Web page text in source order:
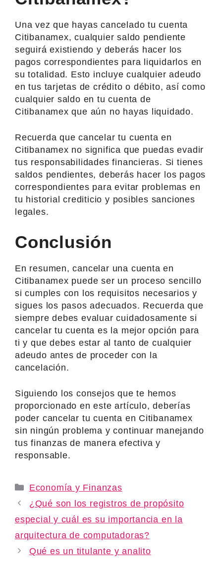
Una vez que hayas cancelado tu cuenta
Citibanamex, cualquier saldo pendiente
seguirá existiendo y deberás hacer los
pagos correspondientes para liquidarlos en
su totalidad. Esto incluye cualquier adeudo
en tus tarjetas de crédito o débito, así como
cualquier saldo en tu cuenta de
Citibanamex que aún no hayas liquidado.
Recuerda que cancelar tu cuenta en
Citibanamex no significa que puedas evadir
tus responsabilidades financieras. Si tienes
saldos pendientes, deberás hacer los pagos
correspondientes para evitar problemas en
tu historial crediticio y posibles sanciones
legales.
Conclusión
En resumen, cancelar una cuenta en
Citibanamex puede ser un proceso sencillo
si cumples con los requisitos necesarios y
sigues los pasos adecuados. Recuerda que
siempre debes evaluar cuidadosamente si
cancelar tu cuenta es la mejor opción para
ti y que debes estar al tanto de cualquier
adeudo antes de proceder con la
cancelación.
Siguiendo los consejos que te hemos
proporcionado en este artículo, deberías
poder cancelar tu cuenta en Citibanamex
sin ningún problema y continuar manejando
tus finanzas de manera efectiva y
responsable.
Categories
Economía y Finanzas
¿Qué son los registros de propósito
especial y cuál es su importancia en la
arquitectura de computadoras?
Qué es un titulante y analito